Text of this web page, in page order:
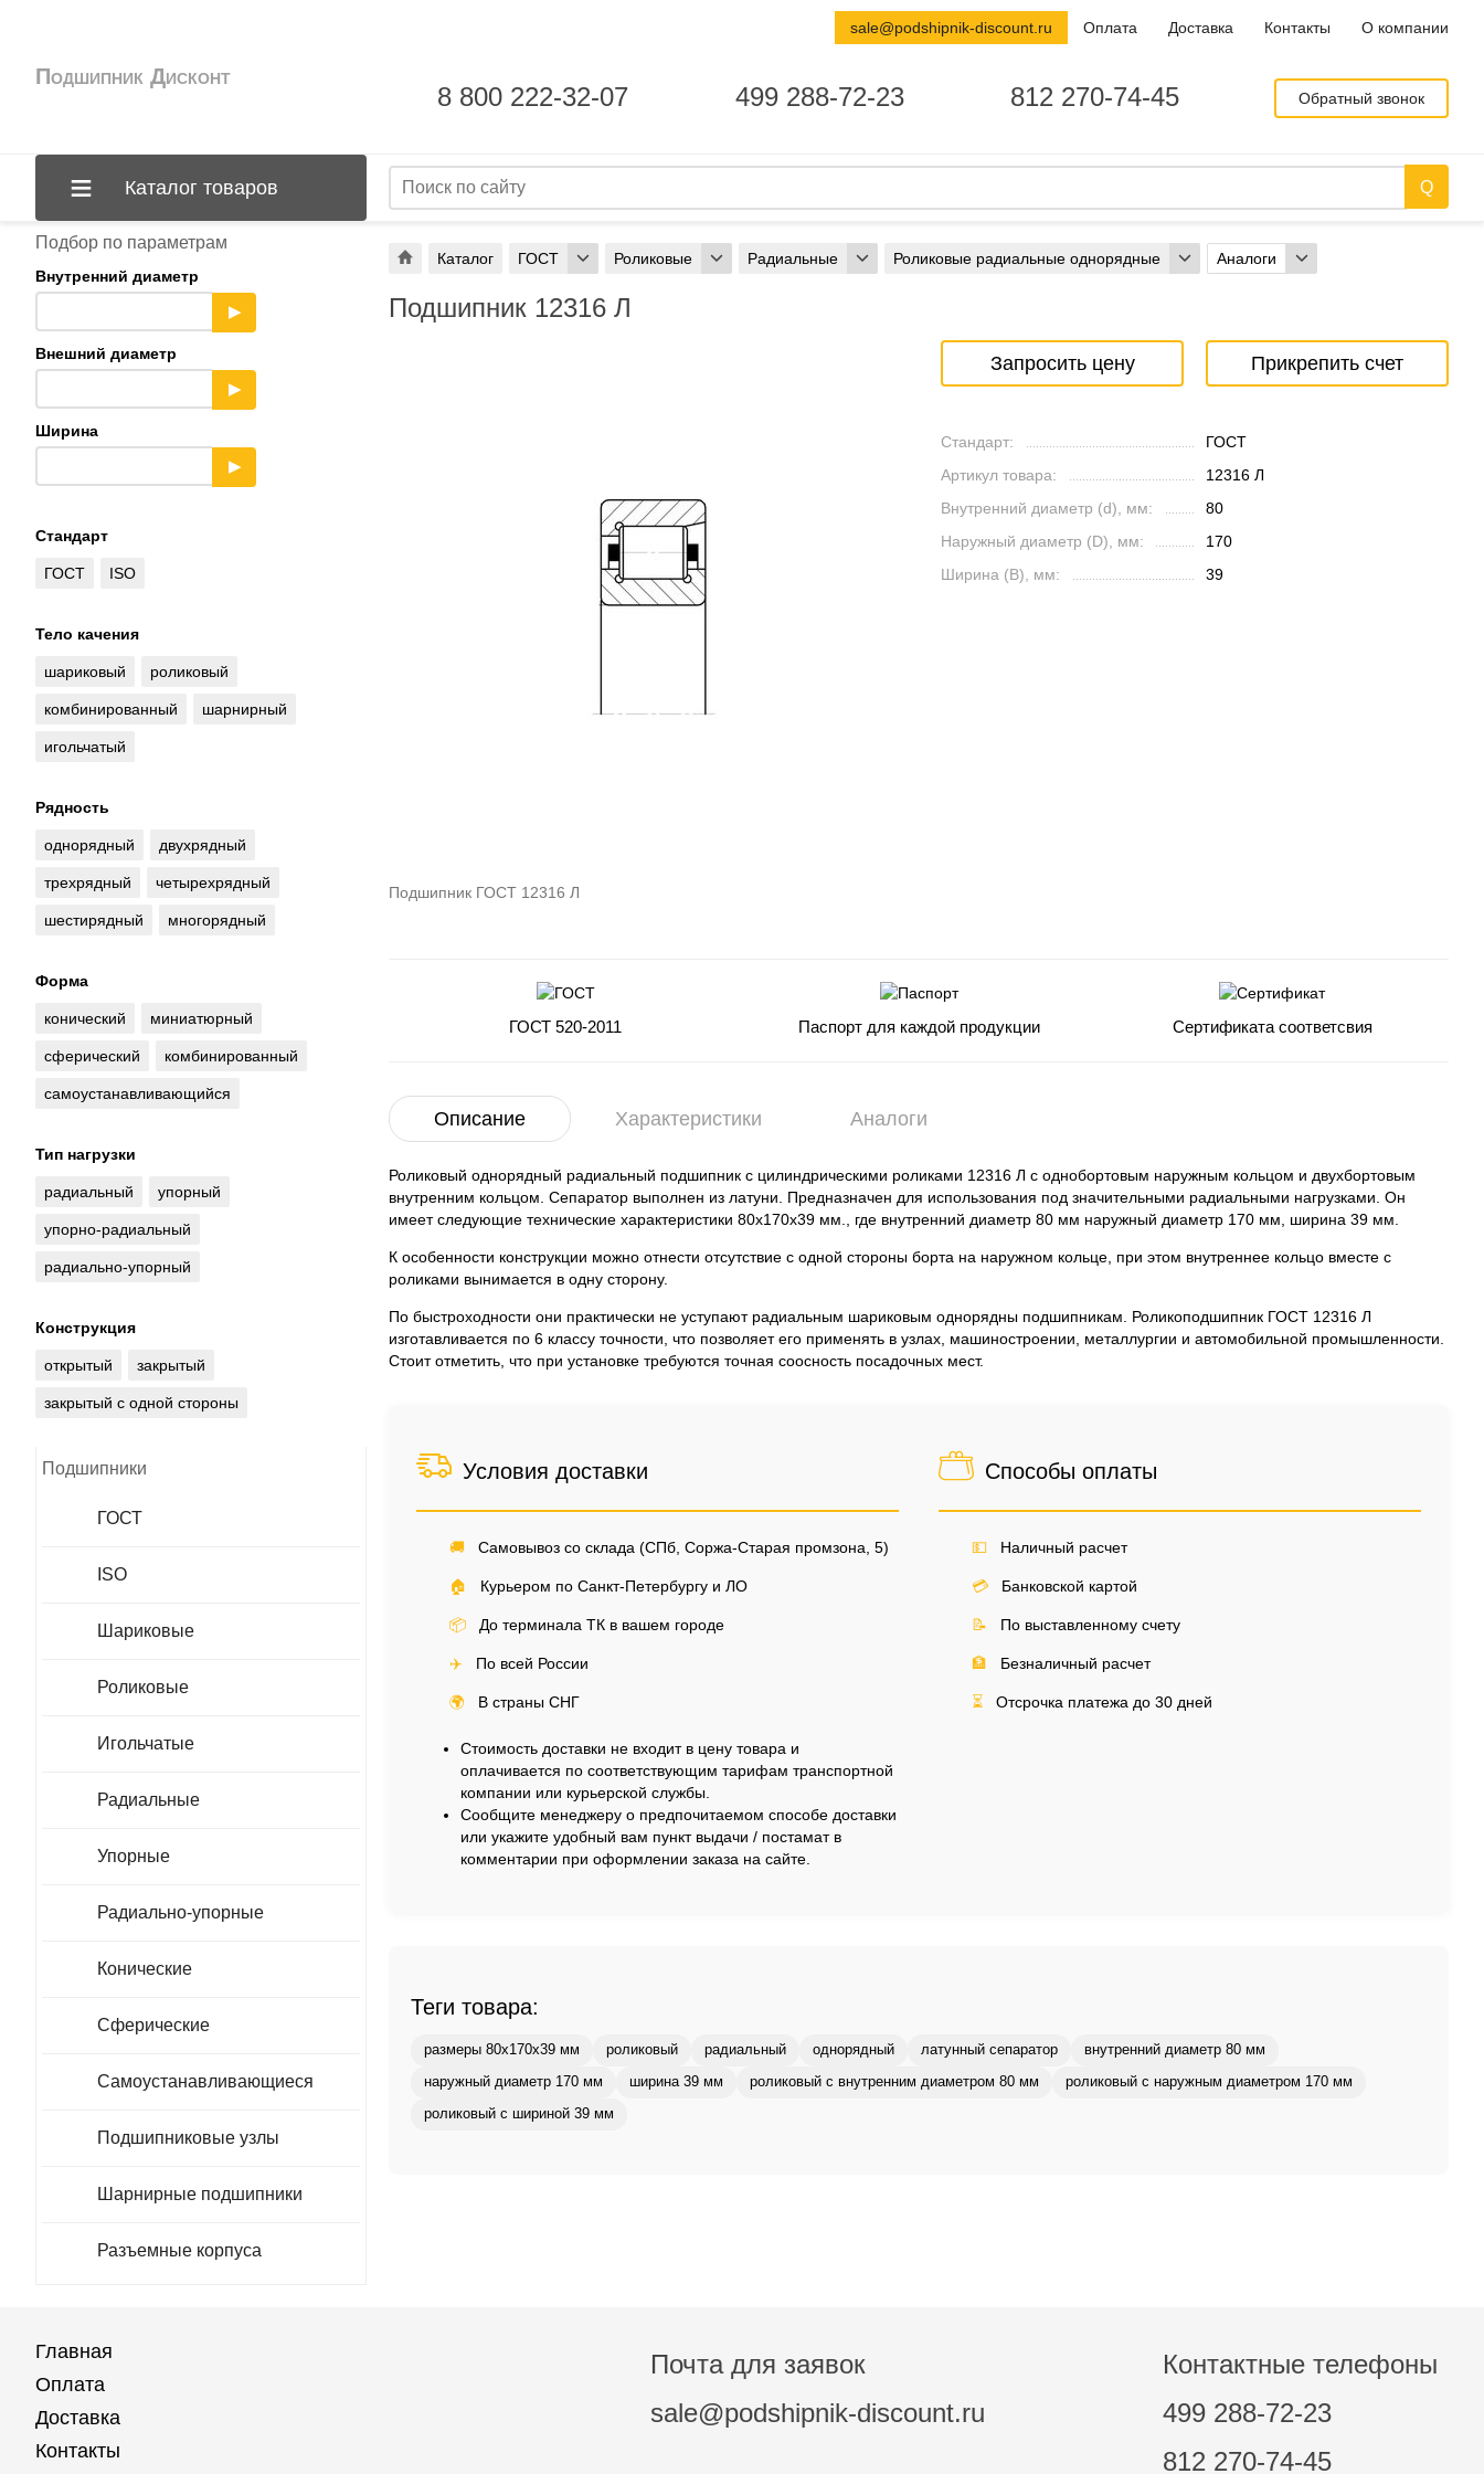
Каталог ГОСТ Роликовые Радиальные Роликовые радиальные однорядные Аналоги
Подшипник 12316 Л
Подшипник ГОСТ 12316 Л
Запросить цену Прикрепить счет
Стандарт:
ГОСТ
Артикул товара:
12316 Л
Внутренний диаметр (d), мм:
80
Наружный диаметр (D), мм:
170
Ширина (B), мм:
39
ГОСТ 520-2011 Паспорт для каждой продукции Сертификата соответсвия
Описание Характеристики Аналоги
Роликовый однорядный радиальный подшипник с цилиндрическими роликами 12316 Л с однобортовым наружным кольцом и двухбортовым
внутренним кольцом. Сепаратор выполнен из латуни. Предназначен для использования под значительными радиальными нагрузками. Он
имеет следующие технические характеристики 80x170x39 мм., где внутренний диаметр 80 мм наружный диаметр 170 мм, ширина 39 мм.
К особенности конструкции можно отнести отсутствие с одной стороны борта на наружном кольце, при этом внутреннее кольцо вместе с
роликами вынимается в одну сторону.
По быстроходности они практически не уступают радиальным шариковым однорядны подшипникам. Роликоподшипник ГОСТ 12316 Л
изготавливается по 6 классу точности, что позволяет его применять в узлах, машиностроении, металлургии и автомобильной промышленности.
Стоит отметить, что при установке требуются точная соосность посадочных мест.
Условия доставки
🚚 Самовывоз со склада (СПб, Соржа-Старая промзона, 5)
🏠 Курьером по Санкт-Петербургу и ЛО
📦 До терминала ТК в вашем городе
✈️ По всей России
🌍 В страны СНГ
Стоимость доставки не входит в цену товара и
оплачивается по соответствующим тарифам транспортной
компании или курьерской службы.
Сообщите менеджеру о предпочитаемом способе доставки
или укажите удобный вам пункт выдачи / постамат в
комментарии при оформлении заказа на сайте.
Способы оплаты
💵 Наличный расчет
💳 Банковской картой
📝 По выставленному счету
🏦 Безналичный расчет
⏳ Отсрочка платежа до 30 дней
Теги товара:
размеры 80x170x39 мм роликовый радиальный однорядный латунный сепаратор внутренний диаметр 80 мм
наружный диаметр 170 мм ширина 39 мм роликовый с внутренним диаметром 80 мм роликовый с наружным диаметром 170 мм
роликовый с шириной 39 мм
Подбор по параметрам
Внутренний диаметр
▶
Внешний диаметр
▶
Ширина
▶
Стандарт
ГОСТ ISO
Тело качения
шариковый роликовый
комбинированный шарнирный
игольчатый
Рядность
однорядный двухрядный
трехрядный четырехрядный
шестирядный многорядный
Форма
конический миниатюрный
сферический комбинированный
самоустанавливающийся
Тип нагрузки
радиальный упорный
упорно-радиальный
радиально-упорный
Конструкция
открытый закрытый
закрытый с одной стороны
Подшипники
ГОСТ
ISO
Шариковые
Роликовые
Игольчатые
Радиальные
Упорные
Радиально-упорные
Конические
Сферические
Самоустанавливающиеся
Подшипниковые узлы
Шарнирные подшипники
Разъемные корпуса
Подшипник Дисконт
8 800 222-32-07 499 288-72-23 812 270-74-45 Обратный звонок
sale@podshipnik-discount.ru Оплата Доставка Контакты О компании
Каталог товаров
Главная
Оплата
Доставка
Контакты
Почта для заявок
sale@podshipnik-discount.ru
Контактные телефоны
499 288-72-23
812 270-74-45